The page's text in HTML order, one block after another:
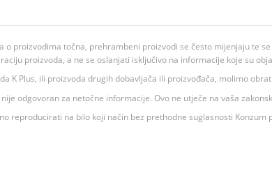
proizvodima točna, prehrambeni proizvodi se često mijenjaju te
proizvoda, a ne se oslanjati isključivo na informacije koje su
K Plus, ili proizvoda drugih dobavljača ili proizvođača, molimo
odgovoran za netočne informacije. Ovo ne utječe na vaša
reproducirati na bilo koji način bez prethodne suglasnosti Konzum